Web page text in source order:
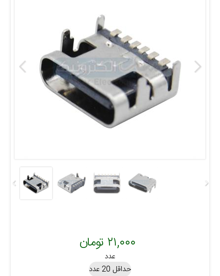
۲۱,۰۰۰ تومان
عدد
حداقل 20 عدد